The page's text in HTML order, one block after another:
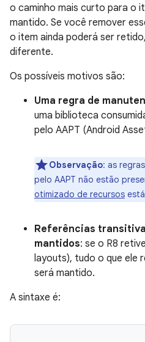
o caminho mais curto para o
mantido. Se você remover
o item ainda poderá ser
diferente.
Os possíveis motivos são:
Uma regra de
uma biblioteca
pelo AAPT (Android
Observação: as
pelo AAPT não estão
otimizado de recursos
Referências
mantidos: se o R8
layouts), tudo o que ele
será mantido.
A sintaxe é: